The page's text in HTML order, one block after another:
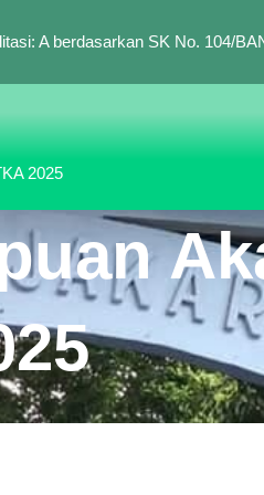
A berdasarkan SK No. 104/
2025